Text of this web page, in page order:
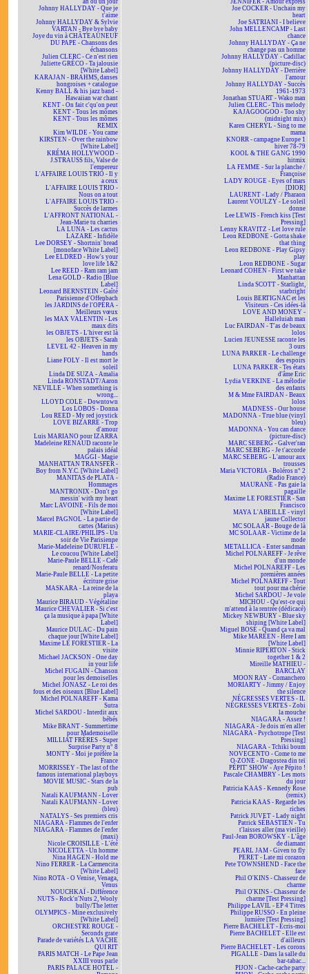
an ou un jour
Johnny HALLYDAY - Que je
t'aime
Johnny HALLYDAY & Sylvie
VARTAN - Bye bye baby
Joye du vin à CHÂTEAUNEUF
DU PAPE - Chansons des
échansons
Julien CLERC - Ce n'est rien
Juliette GRÉCO - Ta jalousie
[White Label]
KARAJAN - BRAHMS, danses
hongroises + catalogue
Kenny BALL & his jazz band -
Hawaiian war chant
KENT - On fait c'qu'on peut
KENT - Tous les mômes
KENT - Tous les mômes
REMIX
Kim WILDE - You came
KIRSTEN - Over the rainbow
[White Label]
KRÉMA HOLLYWOOD -
J.STRAUSS fils, Valse de
l'empereur
L'AFFAIRE LOUIS TRIO - Il y
a ceux
L'AFFAIRE LOUIS TRIO -
Nous on a tout
L'AFFAIRE LOUIS TRIO -
Succès de larmes
L'AFFRONT NATIONAL -
Jean-Marie tu charries
LA LUNA - Les cactus
LAZARE - Infidèle
Lee DORSEY - Shortnin' bread
[monoface White Label]
Lee ELDRED - How's your
love life 1&2
Lee REED - Ram ram jam
Lena GOLD - Radio [Blue
Label]
Leonard BERNSTEIN - Gaîté
Parisienne d'Offenbach
les JARDINS de l'OPÉRA -
Meilleurs vœux
les MAX VALENTIN - Les
maux dits
les OBJETS - L'hiver est là
les OBJETS - Sarah
LEVEL 42 - Heaven in my
hands
Liane FOLY - Il est mort le
soleil
Linda DE SUZA - Amalia
Linda RONSTADT/Aaron
NEVILLE - When something is
wrong...
LLOYD COLE - Downtown
Los LOBOS - Donna
Lou REED - My red joystick
LOVE BIZARRE - Trop
d'amour
Luis MARIANO pour IZARRA
Madeleine RENAUD raconte le
palais idéal
MAGGI - Magie
MANHATTAN TRANSFER -
Boy from N.Y.C. [White Label]
MANITAS de PLATA -
Hommages
MANTRONIX - Don't go
messin' with my heart
Marc LAVOINE - Fils de moi
[White Label]
Marcel PAGNOL - La partie de
cartes (Marius)
MARIE-CLAIRE/PHILIPS - Un
soir de Vie Parisienne
Marie-Madeleine DURUFLÉ -
Le coucou [White Label]
Marie-Paule BELLE - Café
renard/Nosferatu
Marie-Paule BELLE - La petite
écriture grise
MASKARA - La reine de la
playa
Maurice BIRAUD - Végétaline
Maurice CHEVALIER - Si c'est
ça la musique à papa [White
Label]
Maurice DULAC - Du pain
chaque jour [White Label]
Maxime LE FORESTIER - La
visite
Michael JACKSON - One day
in your life
Michel FUGAIN - Chanson
pour les demoiselles
Michel JONASZ - Le roi des
fous et des oiseaux [Blue Label]
Michel POLNAREFF - Kama
Sutra
Michel SARDOU - Interdit aux
bébés
Mike BRANT - Summertime
pour Mademoiselle
MILLIAT FRÈRES - Super
Surprise Party n° 8
MONTY - Moi je préfère la
France
MORRISSEY - The last of the
famous international playboys
MOVIE MUSIC - Stars de la
pub
Natali KAUFMANN - Lover
Natali KAUFMANN - Lover
(bleu)
NATALYS - Ses premiers cris
NIAGARA - Flammes de l'enfer
NIAGARA - Flammes de l'enfer
(maxi)
Nicole CROISILLE - L'été
NICOLETTA - Un homme
Nina HAGEN - Hold me
Nino FERRER - La Carmencita
[White Label]
Nino ROTA - O Venise, Venaga,
Venus
NOUCHKAÏ - Différence
NUTS - Rock'n'Nuts 2, Wooly
bully/The letter
OLYMPICS - Mine exclusively
[White Label]
ORCHESTRE ROUGE -
Seconds grate
Parade de variétés LA VACHE
QUI RIT
PARIS MATCH - Le Pape Jean
XXIII vous parle
PARIS PALACE HOTEL -
JENNIFER - Amour express
Joe COCKER - Unchain my
heart
Joe SATRIANI - I believe
John MELLENCAMP - Last
chance
Johnny HALLYDAY - Ça ne
change pas un homme
Johnny HALLYDAY - Cadillac
(picture-disc)
Johnny HALLYDAY - Derrière
l'amour
Johnny HALLYDAY - Succès
1961-1973
Jonathan STUART - Wako man
Julien CLERC - This melody
KAJAGOOGOO - Too shy
(midnight mix)
Karen CHERYL - Sing to me
mama
KNORR - campagne Europe 1
hiver 78-79
KOOL & THE GANG 1990
hitmix
LA FEMME - Sur la planche /
Françoise
LADY ROUGE - Eyes of mars
[DIOR]
LAURENT - Lady / Pharaon
Laurent VOULZY - Le soleil
donne
Lee LEWIS - French kiss [Test
Pressing]
Lenny KRAVITZ - Let love rule
Leon REDBONE - Gotta shake
that thing
Leon REDBONE - Play Gipsy
play
Leon REDBONE - Sugar
Leonard COHEN - First we take
Manhattan
Linda SCOTT - Starlight,
starbright
Louis BERTIGNAC et les
Visiteurs - Ces idées-là
LOVE AND MONEY -
Halleluiah man
Luc FAIRDAN - T'as de beaux
lolos
Lucien JEUNESSE raconte les
3 ours
LUNA PARKER - Le challenge
des espoirs
LUNA PARKER - Tes états
d'âme Eric
Lydia VERKINE - La mélodie
des enfants
M & Mme FAIRDAN - Beaux
lolos
MADNESS - Our house
MADONNA - True blue (vinyl
bleu)
MADONNA - You can dance
(picture-disc)
MARC SEBERG - Galver'ran
MARC SEBERG - Je t'accorde
MARC SEBERG - L'amour aux
trousses
Maria VICTORIA - Boléros n° 2
(Radio France)
MAURANE - Pas gaie la
pagaille
Maxime LE FORESTIER - San
Francisco
MAYA L'ABEILLE - vinyl
jaune Collector
MC SOLAAR - Bouge de là
MC SOLAAR - Victime de la
mode
METALLICA - Enter sandman
Michel POLNAREFF - Je rêve
d'un monde
Michel POLNAREFF - Les
premières années
Michel POLNAREFF - Tout
tout pour ma chérie
Michel SARDOU - Je vole
MICHOU - Qu'est-ce qui
m'attend à la rentrée (dédicacé)
Mickey NEWBURY - Blue sky
shining [White Label]
Miguel BOSÉ - Quand ça va mal
Mike MAREEN - Here I am
[White Label]
Minnie RIPERTON - Stick
together 1 & 2
Mireille MATHIEU -
BARCLAY
MOON RAY - Comanchero
MORIARTY - Jimmy / Enjoy
the silence
NÉGRESSES VERTES - IL
NÉGRESSES VERTES - Zobi
la mouche
NIAGARA - Assez !
NIAGARA - Je dois m'en aller
NIAGARA - Psychotrope [Test
Pressing]
NIAGARA - Tchiki boum
NOVECENTO - Come to me
O-ZONE - Dragostea din teï
PÉPIT' SHOW - Aye Pépito !
Pascale CHAMBRY - Les mots
du jour
Patricia KAAS - Kennedy Rose
(remix)
Patricia KAAS - Regarde les
riches
Patrick JUVET - Lady night
Patrick SÉBASTIEN - Tu
t'laisses aller (ma vieille)
Paul-Jean BOROWSKY - L'âge
de diamant
PEARL JAM - Given to fly
PERET - Late mi corazon
Pete TOWNSHEND - Face the
face
Phil O'KINS - Chasseur de
charme
Phil O'KINS - Chasseur de
charme [Test Pressing]
Philippe LAVIL - EP 4 Titres
Philippe RUSSO - En pleine
lumière [Test Pressing]
Pierre BACHELET - Écris-moi
Pierre BACHELET - Elle est
d'ailleurs
Pierre BACHELET - Les corons
PIGALLE - Dans la salle du
bar-tabac...
PIJON - Cache-cache party